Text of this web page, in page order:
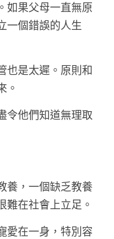
如果父母一直無原
一個錯誤的人生
也是太遲。原則和
。
令他們知道無理取
養，一個缺乏教養
難在社會上立足。
愛在一身，特別容